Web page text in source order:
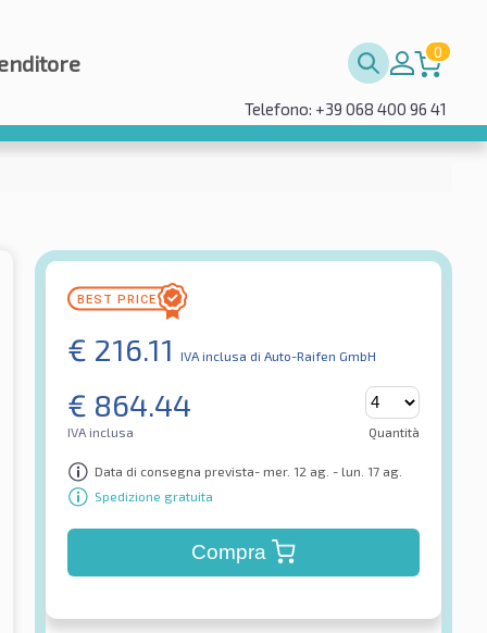
0
Telefono: +39 068 400 96 41
€ 216.11 IVA inclusa di Auto-Raifen GmbH
€ 864.44
IVA inclusa Quantità
Data di consegna prevista- mer. 12 ag. - lun. 17 ag.
Spedizione gratuita
Compra